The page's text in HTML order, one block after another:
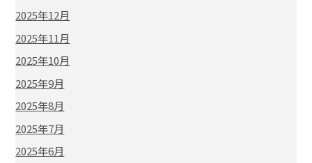
2025年12月
2025年11月
2025年10月
2025年9月
2025年8月
2025年7月
2025年6月